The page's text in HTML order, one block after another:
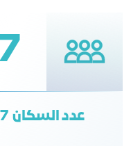
عدد السكان 3,712,917 مليون نسمة